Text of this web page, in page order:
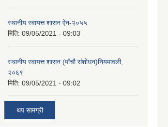
स्थानीय स्वायत्त शासन ए‍ेन-२०५५
मिति: 09/05/2021 - 09:03
स्थानीय स्वायत्त शासन (पाँचौ संशोधन)नियमावली,
२०६९
मिति: 09/05/2021 - 09:02
थप सामग्री